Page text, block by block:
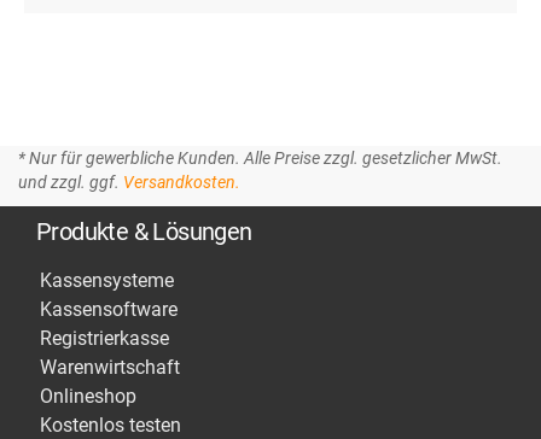
* Nur für gewerbliche Kunden. Alle Preise zzgl. gesetzlicher MwSt.
und zzgl. ggf. Versandkosten.
Produkte & Lösungen
Kassensysteme
Kassensoftware
Registrierkasse
Warenwirtschaft
Onlineshop
Kostenlos testen